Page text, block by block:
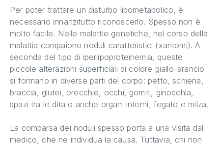
Per poter trattare un disturbo lipometabolico, è
necessario innanzitutto riconoscerlo. Spesso non è
molto facile. Nelle malattie genetiche, nel corso della
malattia compaiono noduli caratteristici (xantomi). A
seconda del tipo di iperlipoproteinemia, queste
piccole alterazioni superficiali di colore giallo-arancio
si formano in diverse parti del corpo: petto, schiena,
braccia, glutei, orecchie, occhi, gomiti, ginocchia,
spazi tra le dita o anche organi interni, fegato e milza.
La comparsa dei noduli spesso porta a una visita dal
medico, che ne individua la causa. Tuttavia, chi non